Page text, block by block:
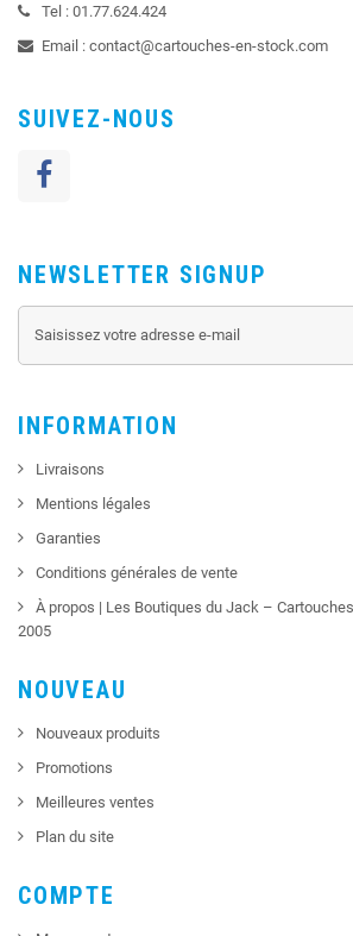
Tel : 01.77.624.424
Email : contact@cartouches-en-stock.com
SUIVEZ-NOUS
NEWSLETTER SIGNUP
INFORMATION
Livraisons
Mentions légales
Garanties
Conditions générales de vente
À propos | Les Boutiques du Jack –
2005
NOUVEAU
Nouveaux produits
Promotions
Meilleures ventes
Plan du site
COMPTE